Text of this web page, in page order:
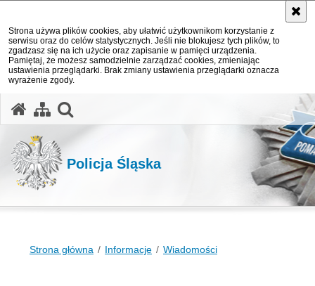
Strona używa plików cookies, aby ułatwić użytkownikom korzystanie z
serwisu oraz do celów statystycznych. Jeśli nie blokujesz tych plików, to
zgadzasz się na ich użycie oraz zapisanie w pamięci urządzenia.
Pamiętaj, że możesz samodzielnie zarządzać cookies, zmieniając
ustawienia przeglądarki. Brak zmiany ustawienia przeglądarki oznacza
wyrażenie zgody.
Policja Śląska
Strona główna Informacje Wiadomości